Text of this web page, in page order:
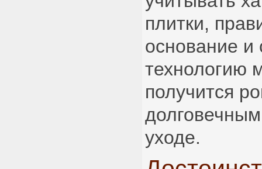
плитки,
основание и
технологию
получится
уходе.